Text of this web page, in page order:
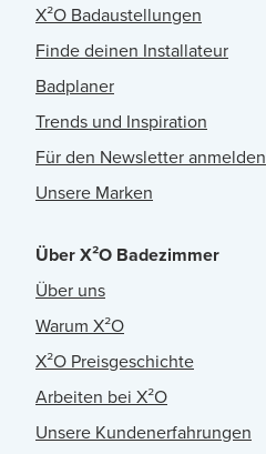
X²O Badaustellungen
Finde deinen Installateur
Badplaner
Trends und Inspiration
Für den Newsletter anmelden
Unsere Marken
Über X²O Badezimmer
Über uns
Warum X²O
X²O Preisgeschichte
Arbeiten bei X²O
Unsere Kundenerfahrungen